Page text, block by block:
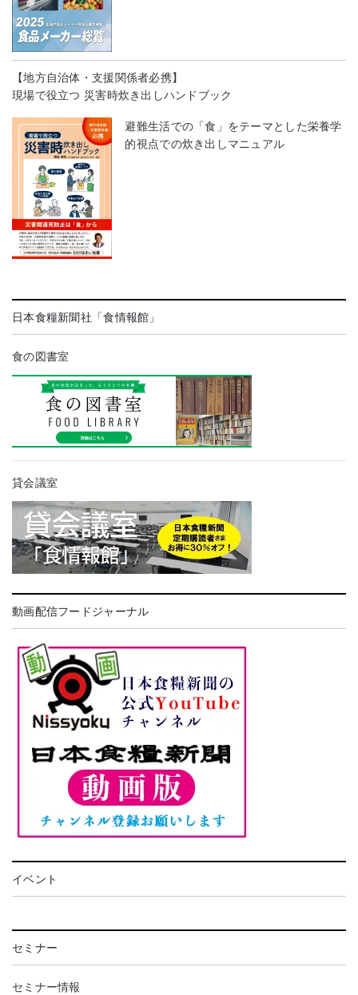
【地方自治体・支援関係者必携】
現場で役立つ 災害時炊き出しハンドブック
避難生活での「食」をテーマとした栄養学
的視点での炊き出しマニュアル
日本食糧新聞社「食情報館」
食の図書室
貸会議室
動画配信フードジャーナル
イベント
セミナー
セミナー情報